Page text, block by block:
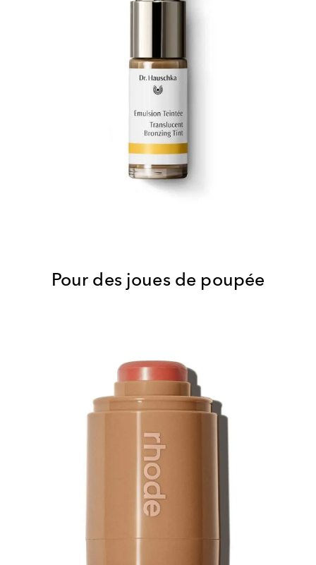
Pour des joues de poupée